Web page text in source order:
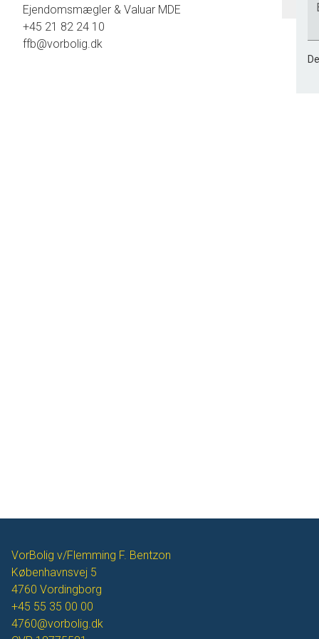
Ejendomsmægler & Valuar MDE
+45 21 82 24 10
ffb@vorbolig.dk
VorBolig v/Flemming F. Bentzon
Københavnsvej 5
4760 Vordingborg
+45 55 35 00 00
4760@vorbolig.dk